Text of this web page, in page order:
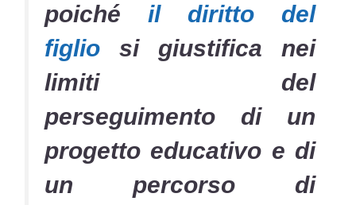
poichéil diritto del
figlio si giustifica nei
limiti del
perseguimento di un
progetto educativo e di
un percorso di